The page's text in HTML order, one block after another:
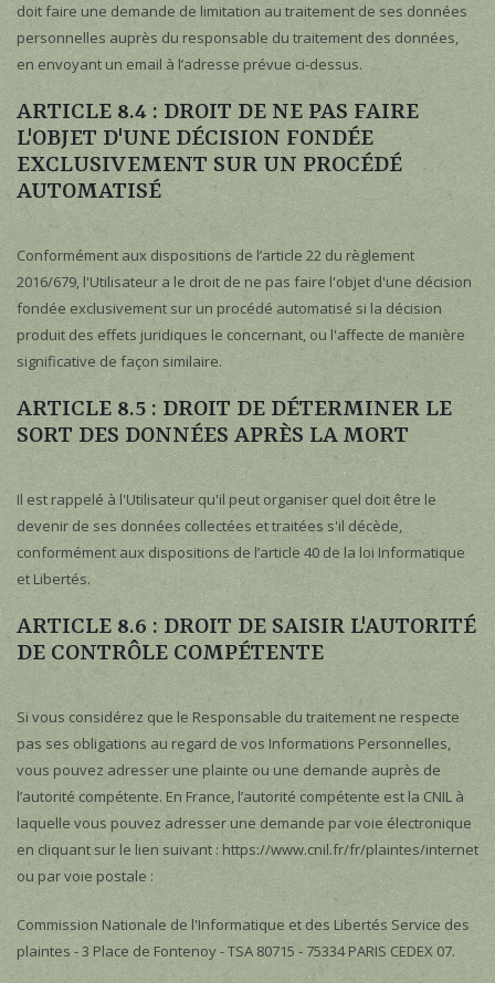
doit faire une demande de limitation au traitement de ses données
personnelles auprès du responsable du traitement des données,
en envoyant un email à l’adresse prévue ci-dessus.
ARTICLE 8.4 : DROIT DE NE PAS FAIRE
L'OBJET D'UNE DÉCISION FONDÉE
EXCLUSIVEMENT SUR UN PROCÉDÉ
AUTOMATISÉ
Conformément aux dispositions de l’article 22 du règlement
2016/679, l'Utilisateur a le droit de ne pas faire l'objet d'une décision
fondée exclusivement sur un procédé automatisé si la décision
produit des effets juridiques le concernant, ou l'affecte de manière
significative de façon similaire.
ARTICLE 8.5 : DROIT DE DÉTERMINER LE
SORT DES DONNÉES APRÈS LA MORT
Il est rappelé à l'Utilisateur qu'il peut organiser quel doit être le
devenir de ses données collectées et traitées s'il décède,
conformément aux dispositions de l’article 40 de la loi Informatique
et Libertés.
ARTICLE 8.6 : DROIT DE SAISIR L'AUTORITÉ
DE CONTRÔLE COMPÉTENTE
Si vous considérez que le Responsable du traitement ne respecte
pas ses obligations au regard de vos Informations Personnelles,
vous pouvez adresser une plainte ou une demande auprès de
l’autorité compétente. En France, l’autorité compétente est la CNIL à
laquelle vous pouvez adresser une demande par voie électronique
en cliquant sur le lien suivant : https://www.cnil.fr/fr/plaintes/internet
ou par voie postale :
Commission Nationale de l'Informatique et des Libertés Service des
plaintes - 3 Place de Fontenoy - TSA 80715 - 75334 PARIS CEDEX 07.